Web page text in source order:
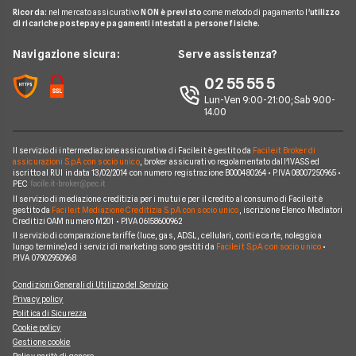
Mappa del sito
Facile.it Club
Lavora in Facile.it
Migliori Prestiti
Notizie Finanziamenti
Notizie Trading
Notizie Luce e gas
Offerte Telefonia Mobile Partita Iva
Notizie Telefonia Mobile
Notizie TV a pagamento
Noleggio Lungo Termine Auto Usate
Noleggio Lungo Termine Auto Elettriche
Notizie noleggio
Ricorda: nel mercato assicurativoNON è previsto come metodo di pagamento l'utilizzo
di ricariche postepay e pagamenti intestati a persone fisiche.
Navigazione sicura: Serve assistenza?
02 55 55 5
Lun-Ven 9:00-21:00; Sab 9.00-
14.00
Il servizio di intermediazione assicurativa di Facile.it è gestito da Facile.it Broker di
assicurazioni S.p.A. con socio unico, broker assicurativo regolamentato dall'IVASS ed
iscritto al RUI in data 13/02/2014 con numero registrazione B000480264 • P.IVA 08007250965 •
PEC
Il servizio di mediazione creditizia per i mutui e per il credito al consumo di Facile.it è
gestito da Facile.it Mediazione Creditizia S.p.A. con socio unico , iscrizione Elenco Mediatori
Creditizi OAM numero M201 • P.IVA 06158600962
Il servizio di comparazione tariffe (luce, gas, ADSL, cellulari, conti e carte, noleggio a
lungo termine) ed i servizi di marketing sono gestiti da Facile.it S.p.A. con socio unico•
P.IVA 07902950968
Condizioni Generali di Utilizzo del Servizio
Privacy policy
Politica di Sicurezza
Cookie policy
Gestione cookie